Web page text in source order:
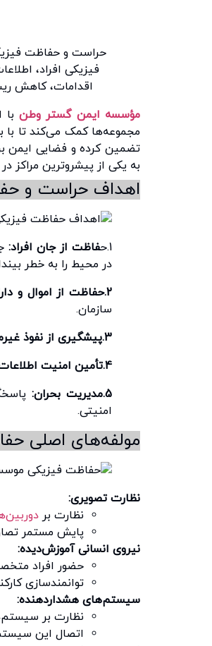
حراست و حفاظت
فیزیکی افراد،
اقدامات، کاهش
مؤسسه ایمن گستر وطن
مجموعه‌ها کمک می‌کند تا با
تضمین کرده و فضایی ایمن
به یکی از پیشروترین مراکز
اهداف حراست و
1.ح فاظت از جان افراد:
در محیط را به خطر
2.حفاظت از اموال و دارایی‌ها:
سازمان.
3.پیشگیری از نفوذ غیرمجاز:
4.تأمین امنیت اطلاعات:
5.مدیریت بحران:
امنیتی.
مولفه‌های اصلی
نظارت تصویری:
نظارت بر
پایش مستمر
نیروی انسانی آموزش‌دیده:
حضور افراد
توانمندسازی
سیستم‌های هشداردهنده:
نظارت بر
اتصال این